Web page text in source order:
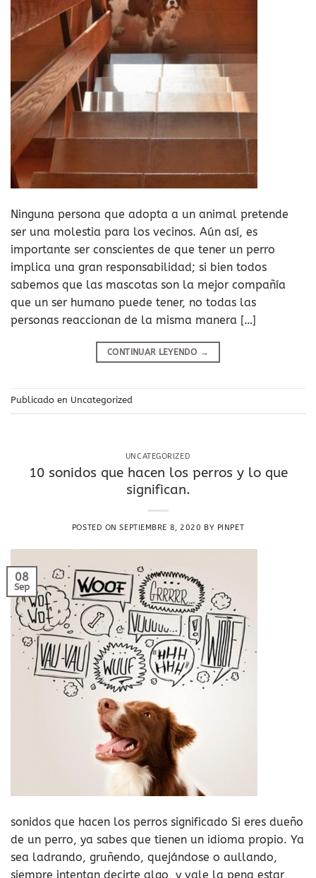
Ninguna persona que adopta a un animal pretende
ser una molestia para los vecinos. Aún así, es
importante ser conscientes de que tener un perro
implica una gran responsabilidad; si bien todos
sabemos que las mascotas son la mejor compañía
que un ser humano puede tener, no todas las
personas reaccionan de la misma manera […]
CONTINUAR LEYENDO →
Publicado en Uncategorized
UNCATEGORIZED
10 sonidos que hacen los perros y lo que
significan.
POSTED ONSEPTIEMBRE 8, 2020 BY PINPET
08
Sep
sonidos que hacen los perros significado Si eres dueño
de un perro, ya sabes que tienen un idioma propio. Ya
sea ladrando, gruñendo, quejándose o aullando,
siempre intentan decirte algo, y vale la pena estar